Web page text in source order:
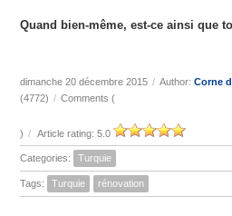
Quand bien-même, est-ce ainsi que
dimanche 20 décembre 2015 / Author:Corne
(4772) / Comments (
) / Article rating: 5.0
Categories: Turquie
Tags: Turquie rénovation